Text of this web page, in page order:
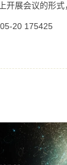
开展会议的形式